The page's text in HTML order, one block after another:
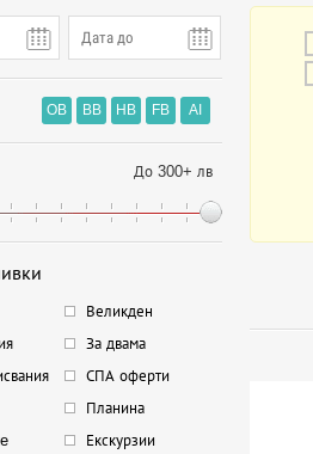
OB BB HB FB AI
До 300+ лв
Великден
За двама
СПА оферти
Планина
Екскурзии